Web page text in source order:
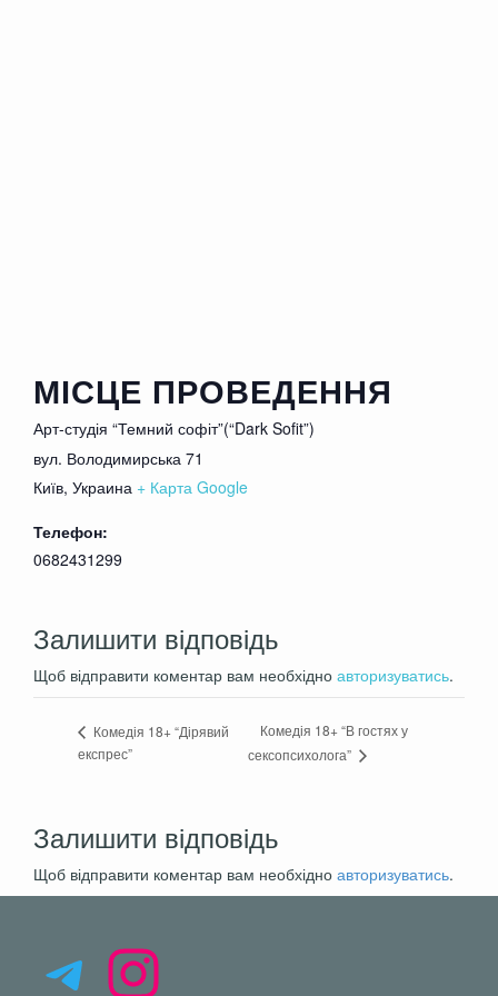
МІСЦЕ ПРОВЕДЕННЯ
Арт-студія “Темний софіт”(“Dark Sofit”)
вул. Володимирська 71
Київ, Украина + Карта Google
Телефон:
0682431299
Залишити відповідь
Щоб відправити коментар вам необхідно авторизуватись.
Комедія 18+ “Дірявий
експрес”
Комедія 18+ “В гостях у
сексопсихолога”
Залишити відповідь
Щоб відправити коментар вам необхідно авторизуватись.
Telegram
Instagram